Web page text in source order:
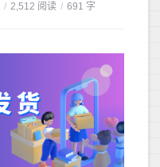
/ 2,512 阅读 / 691 字